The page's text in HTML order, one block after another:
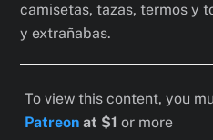
camisetas, tazas, termos y
y extrañabas.
To view this content, you
Patreon at $1or more